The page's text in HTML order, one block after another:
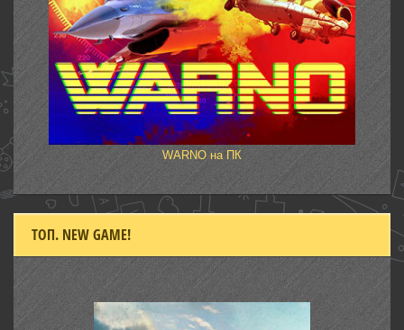
WARNO на ПК
ТОП. NEW GAME!